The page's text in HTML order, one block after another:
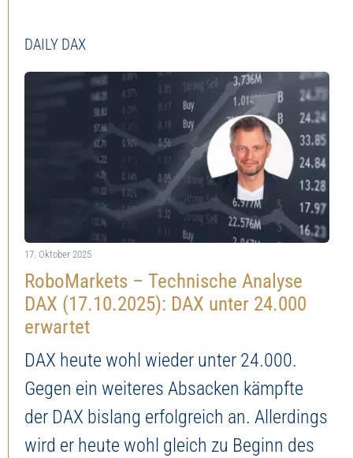
DAILY DAX
17. Oktober 2025
RoboMarkets – Technische Analyse
DAX (17.10.2025): DAX unter 24.000
erwartet
DAX heute wohl wieder unter 24.000.
Gegen ein weiteres Absacken kämpfte
der DAX bislang erfolgreich an. Allerdings
wird er heute wohl gleich zu Beginn des